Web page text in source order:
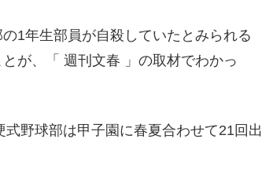
1年生部員が自殺していたとみられる
が、「 週刊文春 」の取材でわかっ
野球部は甲子園に春夏合わせて21回出